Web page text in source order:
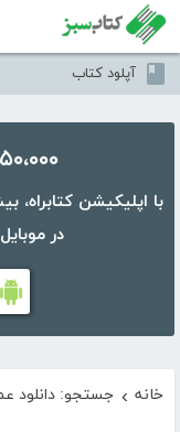
آپلود کتاب
۵۰،۰۰۰ کتاب در موبایل شما
در
خانه › جستجو: دانلود